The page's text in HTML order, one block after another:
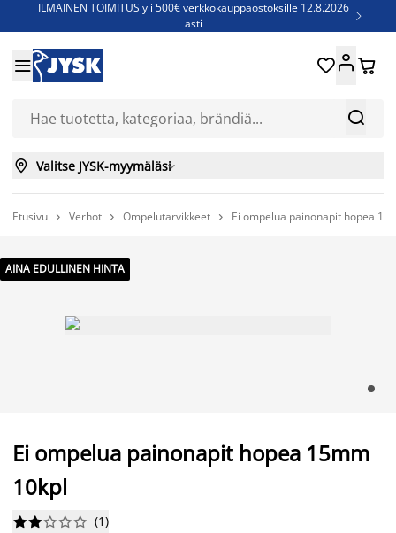
ILMAINEN TOIMITUS yli 500€ verkkokauppaostoksille 12.8.2026
asti

Jenkkisänkyjä - Säästä jopa 60%


 
 Valitse JYSK-myymäläsi
Etusivu  Verhot  Ompelutarvikkeet  Ei ompelua painonapit hopea
AINA EDULLINEN HINTA
Ei ompelua painonapit hopea 15mm
10kpl





 (1)